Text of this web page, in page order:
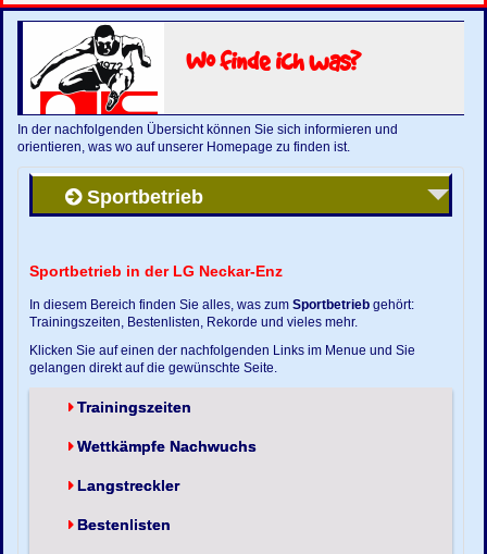
Wo finde ich was?
In der nachfolgenden Übersicht können Sie sich informieren und
orientieren, was wo auf unserer Homepage zu finden ist.
Sportbetrieb
Sportbetrieb in der LG Neckar-Enz
In diesem Bereich finden Sie alles, was zumSportbetrieb gehört:
Trainingszeiten, Bestenlisten, Rekorde und vieles mehr.
Klicken Sie auf einen der nachfolgenden Links im Menue und Sie
gelangen direkt auf die gewünschte Seite.
Trainingszeiten
Wettkämpfe Nachwuchs
Langstreckler
Bestenlisten